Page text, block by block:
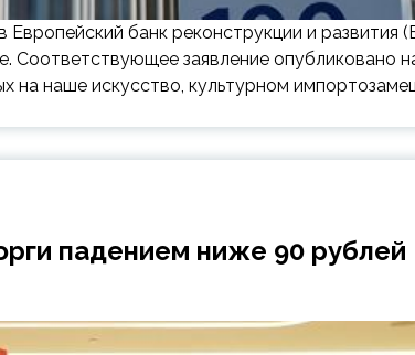
банк реконструкции и развития
Соответствующее заявление опубликовано
наше искусство, культурном
падением ниже 90 рублей